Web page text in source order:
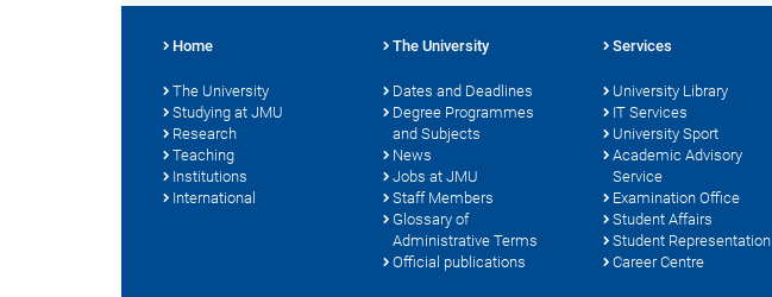
Home
The University
Studying at JMU
Research
Teaching
Institutions
International
The University
Dates and Deadlines
Degree Programmes
and Subjects
News
Jobs at JMU
Staff Members
Glossary of
Administrative Terms
Official publications
Services
University Library
IT Services
University Sport
Academic Advisory
Service
Examination Office
Student Affairs
Student Representation
Career Centre